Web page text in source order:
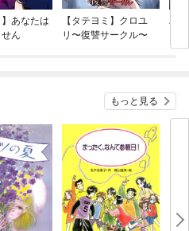
】あなたは
ん
【タテヨミ】クロユ
リ〜復讐サークル〜
バ
今
もっと見る